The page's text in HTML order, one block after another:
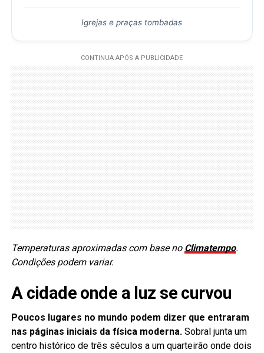
Igrejas e praças tombadas
Temperaturas aproximadas com base no Climatempo.
Condições podem variar.
A cidade onde a luz se curvou
Poucos lugares no mundo podem dizer que entraram
nas páginas iniciais da física moderna. Sobral junta um
centro histórico de três séculos a um quarteirão onde dois